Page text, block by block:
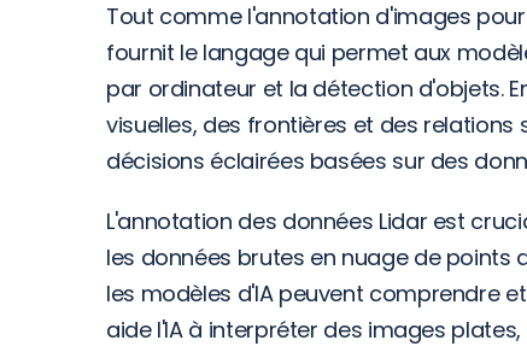
Tout comme l'annotation d'images
fournit le langage qui permet aux
par ordinateur et la détection d'objets.
visuelles, des frontières et des relations
décisions éclairées basées sur des
L'annotation des données Lidar est
les données brutes en nuage de
les modèles d'IA peuvent comprendre
aide l'IA à interpréter des images